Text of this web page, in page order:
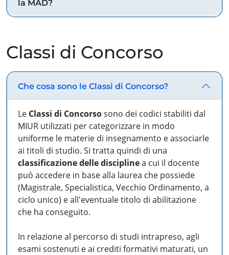
la MAD?
Classi di Concorso
Che cosa sono le Classi di Concorso?
Le Classi di Concorsosono dei codici stabiliti dal
MIUR utilizzati per categorizzare in modo
uniforme le materie di insegnamento e associarle
ai titoli di studio. Si tratta quindi di una
classificazione delle disciplinea cui il docente
può accedere in base alla laurea che possiede
(Magistrale, Specialistica, Vecchio Ordinamento, a
ciclo unico) e all'eventuale titolo di abilitazione
che ha conseguito.
In relazione al percorso di studi intrapreso, agli
esami sostenuti e ai crediti formativi maturati, un